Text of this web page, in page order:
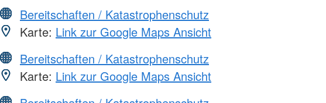
Bereitschaften / Katastrophenschutz
Karte: Link zur Google Maps Ansicht
Bereitschaften / Katastrophenschutz
Karte: Link zur Google Maps Ansicht